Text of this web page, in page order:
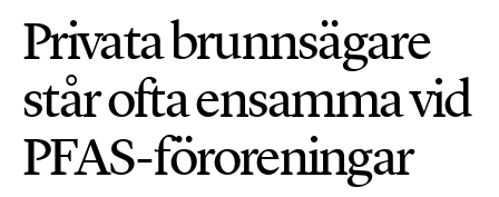
Privata brunnsägare
står ofta ensamma vid
PFAS-föroreningar